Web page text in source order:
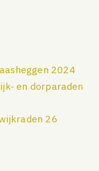
2024
en dorparaden
26